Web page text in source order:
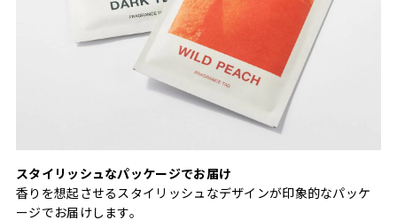
スタイリッシュなパッケージでお届け
香りを想起させるスタイリッシュなデザインが印象的なパッケ
ージでお届けします。